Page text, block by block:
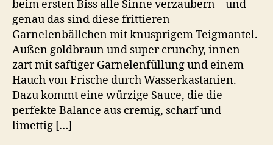
beim ersten Biss alle Sinne verzaubern – und
genau das sind diese frittieren
Garnelenbällchen mit knusprigem Teigmantel.
Außen goldbraun und super crunchy, innen
zart mit saftiger Garnelenfüllung und einem
Hauch von Frische durch Wasserkastanien.
Dazu kommt eine würzige Sauce, die die
perfekte Balance aus cremig, scharf und
limettig […]